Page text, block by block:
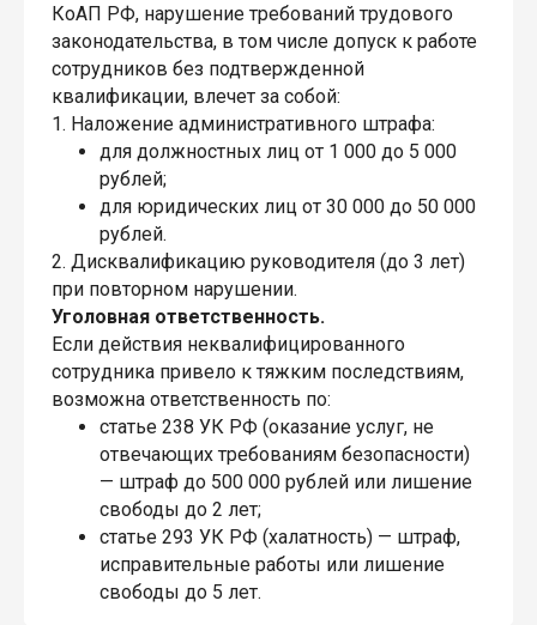
КоАП РФ, нарушение требований трудового
законодательства, в том числе допуск к работе
сотрудников без подтвержденной
квалификации, влечет за собой:
1. Наложение административного штрафа:
для должностных лиц от 1 000 до 5 000
рублей;
для юридических лиц от 30 000 до 50 000
рублей.
2. Дисквалификацию руководителя (до 3 лет)
при повторном нарушении.
Уголовная ответственность.
Если действия неквалифицированного
сотрудника привело к тяжким последствиям,
возможна ответственность по:
статье 238 УК РФ (оказание услуг, не
отвечающих требованиям безопасности)
— штраф до 500 000 рублей или лишение
свободы до 2 лет;
статье 293 УК РФ (халатность) — штраф,
исправительные работы или лишение
свободы до 5 лет.